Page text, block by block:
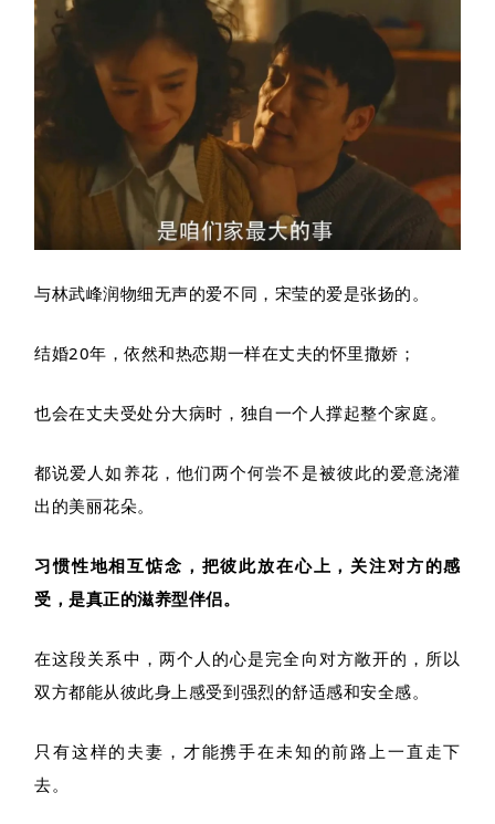
与林武峰润物细无声的爱不同，宋莹的爱是张扬的。
结婚20年，依然和热恋期一样在丈夫的怀里撒娇；
也会在丈夫受处分大病时，独自一个人撑起整个家庭。
都说爱人如养花，他们两个何尝不是被彼此的爱意浇灌
出的美丽花朵。
习惯性地相互惦念，把彼此放在心上，关注对方的感
受，是真正的滋养型伴侣。
在这段关系中，两个人的心是完全向对方敞开的，所以
双方都能从彼此身上感受到强烈的舒适感和安全感。
只有这样的夫妻，才能携手在未知的前路上一直走下
去。